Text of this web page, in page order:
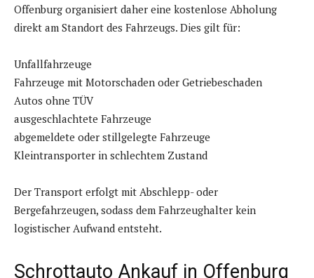
Offenburg organisiert daher eine kostenlose Abholung
direkt am Standort des Fahrzeugs. Dies gilt für:
Unfallfahrzeuge
Fahrzeuge mit Motorschaden oder Getriebeschaden
Autos ohne TÜV
ausgeschlachtete Fahrzeuge
abgemeldete oder stillgelegte Fahrzeuge
Kleintransporter in schlechtem Zustand
Der Transport erfolgt mit Abschlepp- oder
Bergefahrzeugen, sodass dem Fahrzeughalter kein
logistischer Aufwand entsteht.
Schrottauto Ankauf in Offenburg